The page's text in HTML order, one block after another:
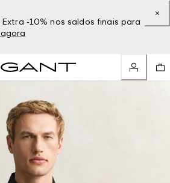
-10% nos saldos finais para